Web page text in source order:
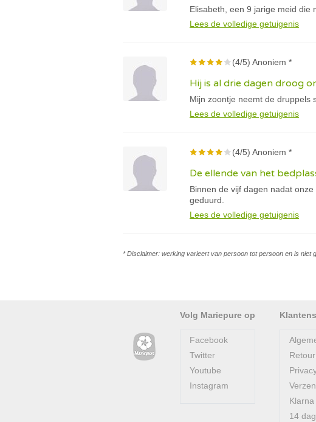
Elisabeth, een 9 jarige meid die
Lees de volledige getuigenis
(4/5) Anoniem *
Hij is al drie dagen droog
Mijn zoontje neemt de druppels
Lees de volledige getuigenis
(4/5) Anoniem *
De ellende van het
Binnen de vijf dagen nadat
geduurd.
Lees de volledige getuigenis
* Disclaimer: werking varieert van persoon tot persoon en is niet
Volg Mariepure op
Facebook
Twitter
Youtube
Instagram
Klarna
14